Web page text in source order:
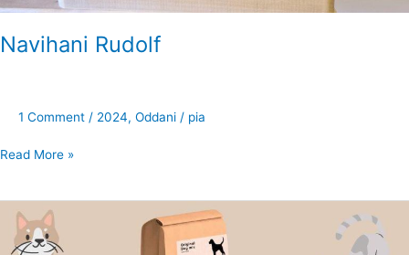
Navihani Rudolf
1 Comment / 2024, Oddani / pia
Read More »
Septembrske
licitacije
so